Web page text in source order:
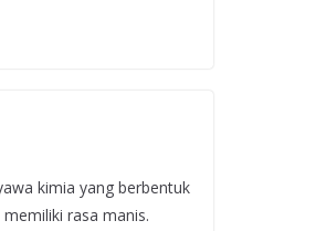
kimia yang berbentuk
rasa manis.